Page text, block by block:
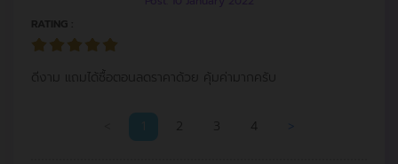
RATING :
ดีงาม แถมได้ซื้อตอนลดราคาด้วย คุ้มค่ามากครับ
2 3 4 >